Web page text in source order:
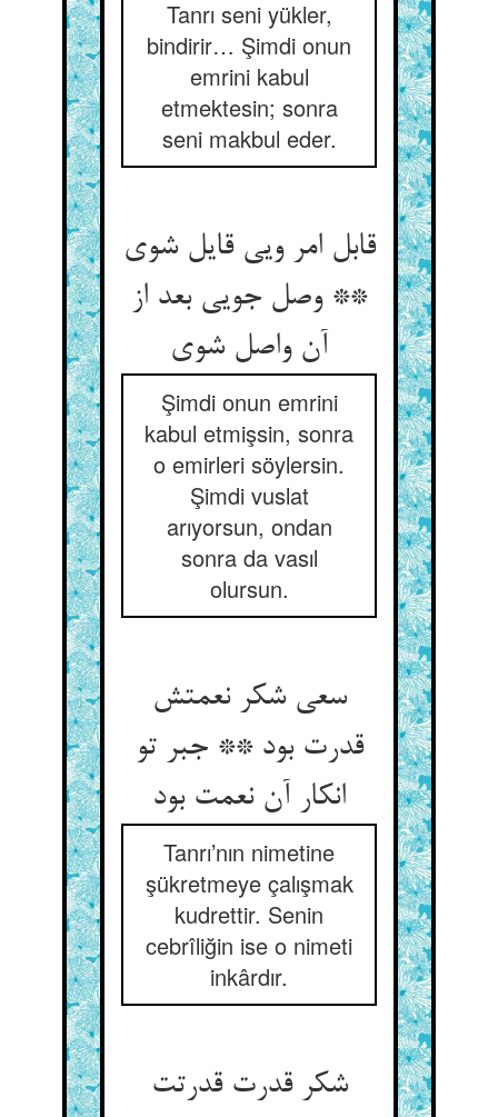
Tanrı seni yükler,
bindirir… Şimdi onun
emrini kabul
etmektesin; sonra
seni makbul eder.
قابل امر ویی قایل شوی
** وصل جویی بعد از
Şimdi onun emrini
kabul etmişsin, sonra
o emirleri söylersin.
Şimdi vuslat
arıyorsun, ondan
sonra da vasıl
olursun.
سعی شکر نعمتش
قدرت بود ** جبر تو
انکار آن نعمت بود
Tanrı’nın nimetine
şükretmeye çalışmak
kudrettir. Senin
cebrîliğin ise o nimeti
inkârdır.
شکر قدرت قدرتت